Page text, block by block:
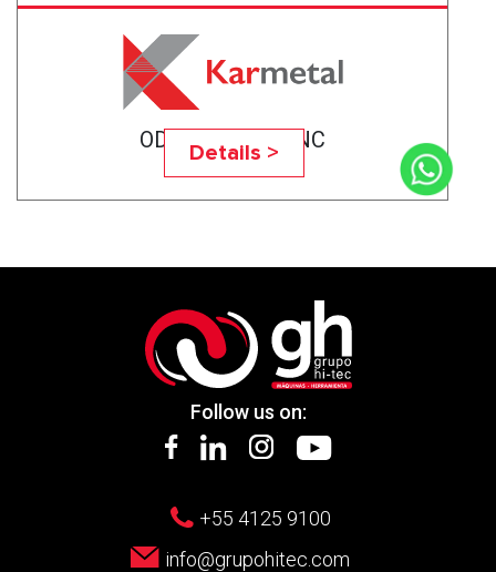
ODG 350X400 ENC
Details >
Follow us on:
+55 4125 9100
info@grupohitec.com